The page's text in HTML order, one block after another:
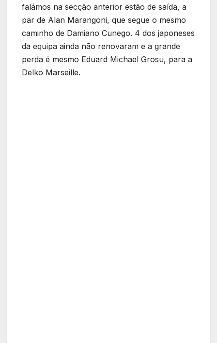
falámos na secção anterior estão de saída, a
par de Alan Marangoni, que segue o mesmo
caminho de Damiano Cunego. 4 dos japoneses
da equipa ainda não renovaram e a grande
perda é mesmo Eduard Michael Grosu, para a
Delko Marseille.